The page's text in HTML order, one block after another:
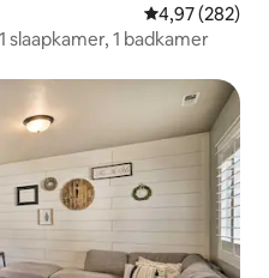
Gemiddelde
4,97 (282)
slaapkamer, 1 badkamer